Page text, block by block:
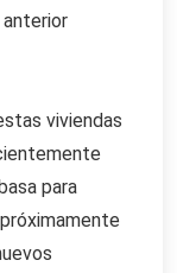
viviendas
para